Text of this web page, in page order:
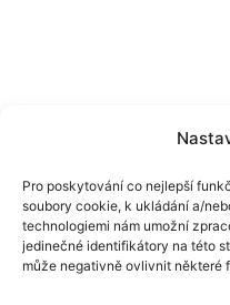
Pro poskytování co nejlepší
soubory cookie, k ukládání a/
technologiemi nám umožní
jedinečné identifikátory na této
může negativně ovlivnit některé